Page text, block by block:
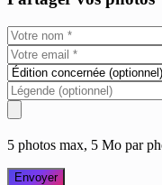
5 photos max, 5 Mo par
Envoyer